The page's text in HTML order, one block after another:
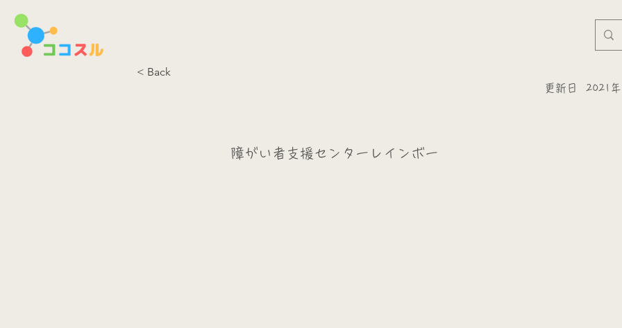
< Back
更新日 2021
障がい者支援センターレインボー